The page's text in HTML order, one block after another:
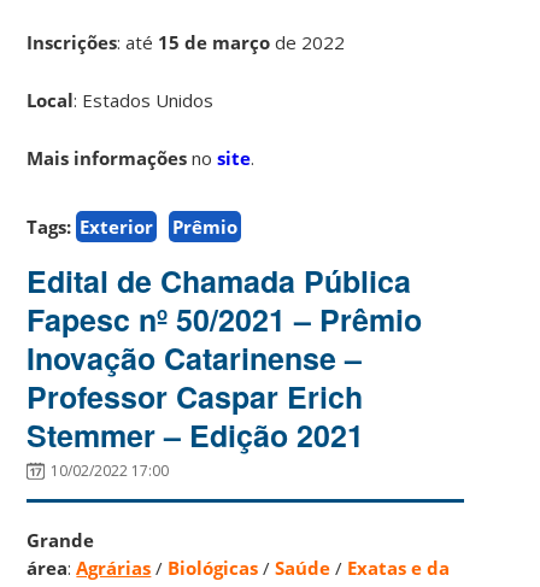
Inscrições: até 15 de marçode 2022
Local: Estados Unidos
Mais informações nosite.
Tags: Exterior Prêmio
Edital de Chamada Pública
Fapesc nº 50/2021 – Prêmio
Inovação Catarinense –
Professor Caspar Erich
Stemmer – Edição 2021
10/02/2022 17:00
Grande
área:Agrárias / Biológicas /Saúde / Exatas e da